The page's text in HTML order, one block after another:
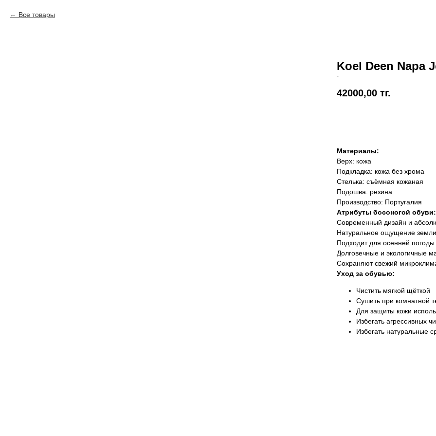
Все товары
Koel Deen Napa
42000,00 тг.
Материалы:
Верх: кожа
Подкладка: кожа без хрома
Стелька: съёмная кожаная
Подошва: резина
Производство: Португалия
Атрибуты босоногой обуви:
Современный дизайн и
Натуральное ощущение
Подходит для осенней
Долговечные и экологичные
Сохраняют свежий
Уход за обувью:
Чистить мягкой щёткой
Сушить при комнатной
Для защиты кожи
Избегать агрессивных
Избегать натуральные